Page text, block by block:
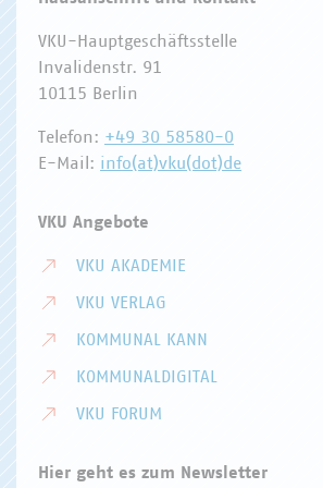
VKU-Hauptgeschäftsstelle
Invalidenstr. 91
10115 Berlin
Telefon: +49 30 58580-0
E-Mail: info(at)vku(dot)de
VKU Angebote
VKU AKADEMIE
VKU VERLAG
KOMMUNAL KANN
KOMMUNALDIGITAL
VKU FORUM
Hier geht es zum Newsletter